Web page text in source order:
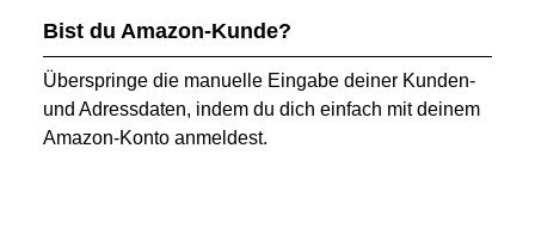
Bist du Amazon-Kunde?
Überspringe die manuelle Eingabe deiner Kunden-
und Adressdaten, indem du dich einfach mit deinem
Amazon-Konto anmeldest.